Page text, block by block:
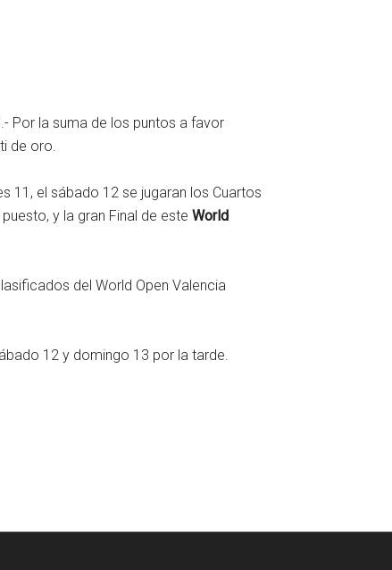
Por la suma de los puntos a favor
de oro.
11, el sábado 12 se jugaran los Cuartos
y la gran Final de este World
del World Open Valencia
12 y domingo 13 por la tarde.